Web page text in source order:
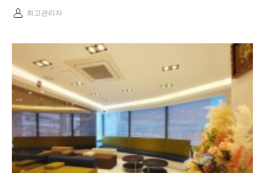
최고관리자